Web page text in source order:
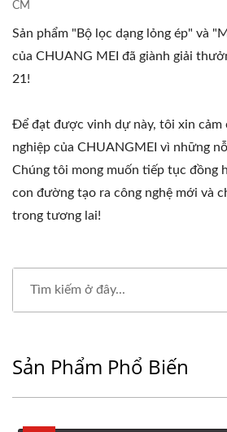
CM
Sản phẩm "Bộ lọc dạng lỏng ép" và
của CHUANG MEI đã giành giải
21!
Để đạt được vinh dự này, tôi xin cảm
nghiệp của CHUANGMEI vì những
Chúng tôi mong muốn tiếp tục đồng
con đường tạo ra công nghệ mới và
trong tương lai!
Sản Phẩm Phổ Biến